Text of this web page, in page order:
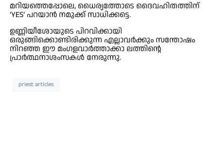
മറിയത്തെപ്പോലെ, ധൈര്യത്തോടെ ദൈവഹിതത്തിന്
‘YES’ പറയാൻ നമുക്ക് സാധിക്കട്ടെ.
ഉണ്ണിയീശോയുടെ പിറവിക്കായി
ഒരുങ്ങിക്കൊണ്ടിരിക്കുന്ന എല്ലാവർക്കും സന്തോഷം
നിറഞ്ഞ ഈ മംഗളവാർത്താക്കാ ലത്തിന്റെ
പ്രാർത്ഥനാശംസകൾ നേരുന്നു.
priest articles